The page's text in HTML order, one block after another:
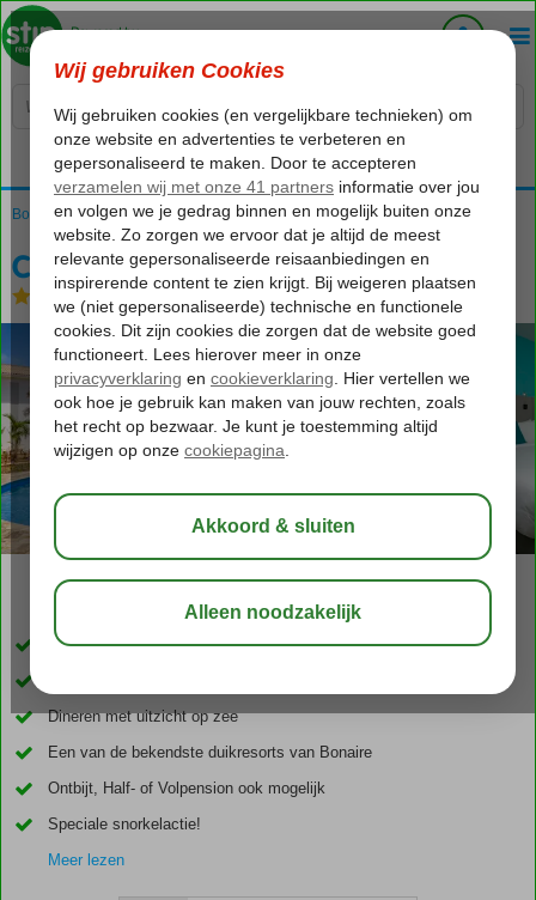
Voelt als thuiskomen...
Bonaire Kralendijk Captain Don's Habitat
Captain Don's Habitat
Logies Hotel
Direct aan zee gelegen
Dineren met uitzicht op zee
Een van de bekendste duikresorts van Bonaire
Ontbijt, Half- of Volpension ook mogelijk
Speciale snorkelactie!
Meer lezen